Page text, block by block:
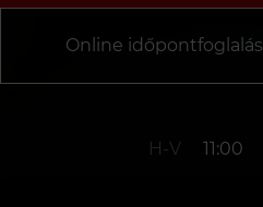
Online időpontfoglalás
H-V 11:00